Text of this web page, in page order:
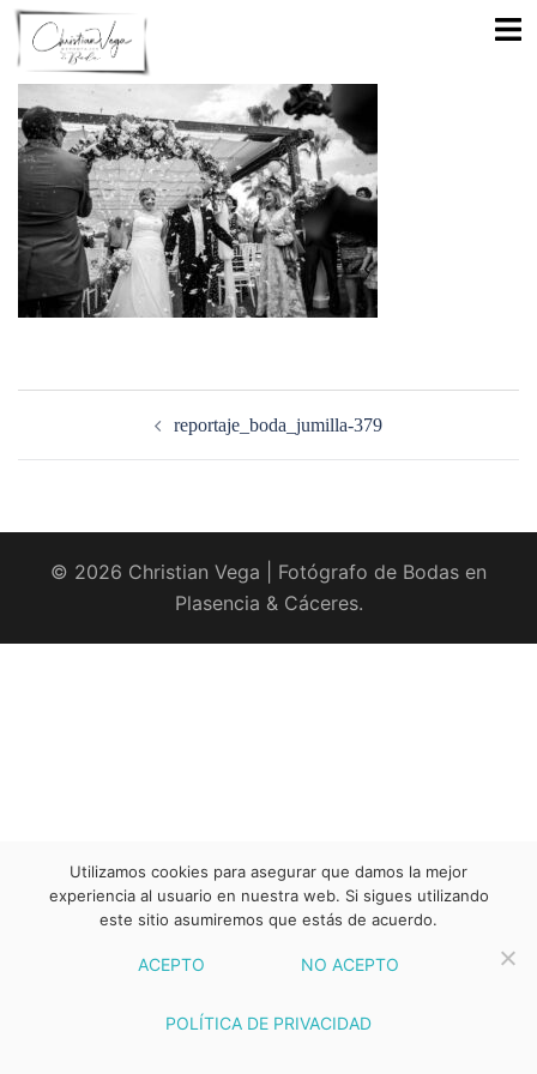
Saltar
contenido
reportaje_boda_jumilla-379
© 2026 Christian Vega | Fotógrafo de Bodas en
Plasencia & Cáceres.
Utilizamos cookies para asegurar que damos la mejor
experiencia al usuario en nuestra web. Si sigues utilizando
este sitio asumiremos que estás de acuerdo.
ACEPTO NO ACEPTO
POLÍTICA DE PRIVACIDAD